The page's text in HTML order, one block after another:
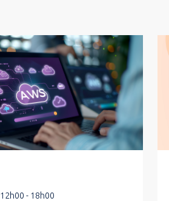
- 18h00